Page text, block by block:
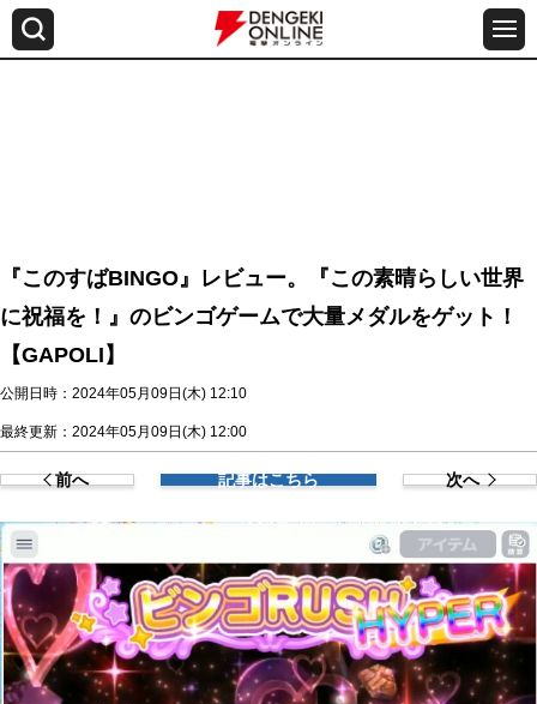
『このすばBINGO』レビュー。『この素晴らしい世界
に祝福を！』のビンゴゲームで大量メダルをゲット！
【GAPOLI】
公開日時：2024年05月09日(木) 12:10
最終更新：2024年05月09日(木) 12:00
前へ 記事はこちら 次へ